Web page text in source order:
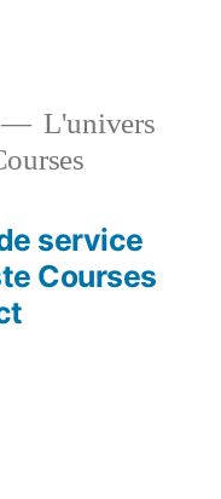
L'univers
service
Courses